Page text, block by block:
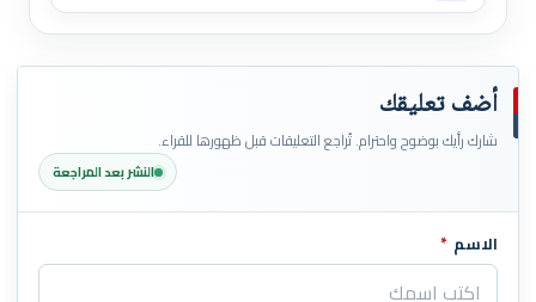
أضف تعليقك
شارك رأيك بوضوح واحترام. تُراجع التعليقات قبل ظهورها للقراء.
النشر بعد المراجعة
اترك هذا الحقل فارغاً
الاسم *